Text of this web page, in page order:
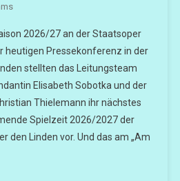
2026/27 an der Staatsoper
heutigen Pressekonferenz in der
stellten das Leitungsteam
Elisabeth Sobotka und der
Thielemann ihr nächstes
Spielzeit 2026/2027 der
den Linden vor. Und das am „Am